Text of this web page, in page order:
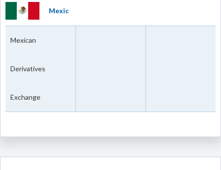
Mexic
Mexican
Derivatives
Exchange